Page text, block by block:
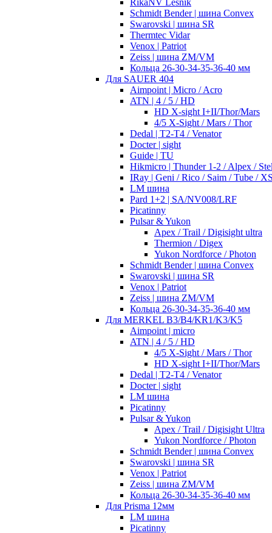
RikaNV Lesnik
Schmidt Bender | шина Convex
Swarovski | шина SR
Thermtec Vidar
Venox | Patriot
Zeiss | шина ZM/VM
Кольца 26-30-34-35-36-40 мм
Для SAUER 404
Aimpoint | Micro / Acro
ATN | 4 / 5 / HD
HD X-sight I+II/Thor/Mars
4/5 X-Sight / Mars / Thor
Dedal | T2-T4 / Venator
Docter | sight
Guide | TU
Hikmicro | Thunder 1-2 / Alpex /
IRay | Geni / Rico / Saim / Tube /
LM шина
Pard 1+2 | SA/NV008/LRF
Picatinny
Pulsar & Yukon
Apex / Trail / Digisight ultra
Thermion / Digex
Yukon Nordforce / Photon
Schmidt Bender | шина Convex
Swarovski | шина SR
Venox | Patriot
Zeiss | шина ZM/VM
Кольца 26-30-34-35-36-40 мм
Для MERKEL B3/B4/KR1/K3/K5
Aimpoint | micro
ATN | 4 / 5 / HD
4/5 X-Sight / Mars / Thor
HD X-sight I+II/Thor/Mars
Dedal | T2-T4 / Venator
Docter | sight
LM шина
Picatinny
Pulsar & Yukon
Apex / Trail / Digisight Ultra
Yukon Nordforce / Photon
Schmidt Bender | шина Convex
Swarovski | шина SR
Venox | Patriot
Zeiss | шина ZM/VM
Кольца 26-30-34-35-36-40 мм
Для Prisma 12мм
LM шина
Picatinny